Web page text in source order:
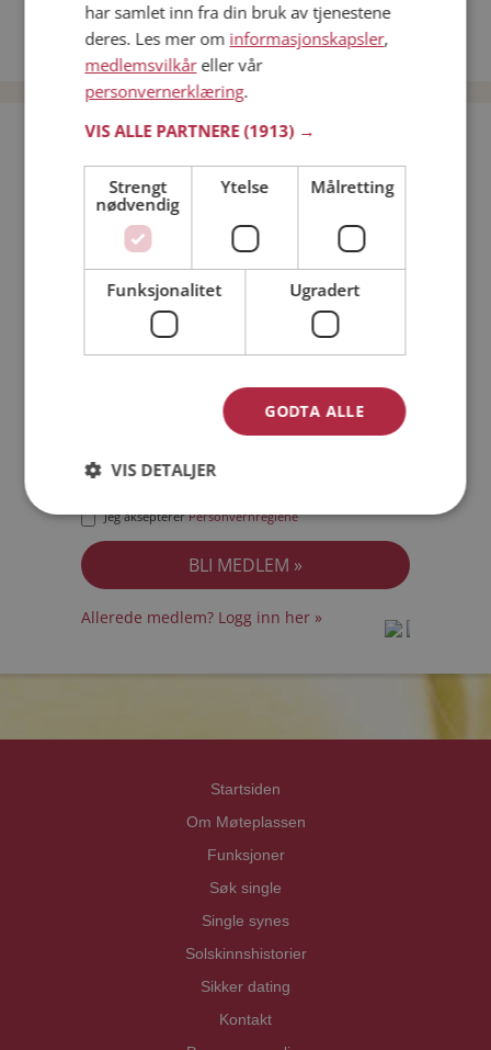
Date kvinner i Norge
Date menn i Norge
Bli medlem gratis!
Jeg er en:
Jeg akseptererPersonvernreglene
Allerede medlem? Logg inn her »
Startsiden
Om Møteplassen
Funksjoner
Søk single
Single synes
Solskinnshistorier
Sikker dating
Kontakt
har samlet inn fra din bruk av tjenestene
deres. Les mer om informasjonskapsler,
medlemsvilkåreller vår
personvernerklæring.
VIS ALLE PARTNERE(1913) →
Strengt
nødvendig
Ytelse Målretting
Funksjonalitet Ugradert
GODTA ALLE
VIS DETALJER